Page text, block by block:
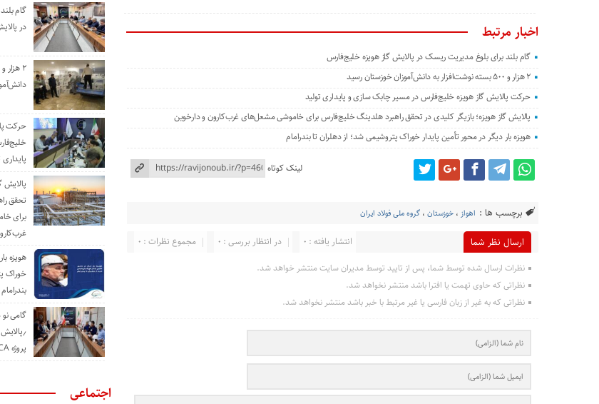
اخبار مرتبط
گام بلند برای بلوغ مدیریت ریسک در پالایش گاز هویزه خلیج‌فارس
۲ هزار و ۵۰۰ بسته نوشت‌افزار به دانش‌آموزان خوزستان رسید
حرکت پالایش گاز هویزه خلیج‌فارس در مسیر چابک سازی و پایداری تولید
پالایش گاز هویزه؛ بازیگر کلیدی در تحقق راهبرد هلدینگ خلیج‌فارس برای خاموشی مشعل‌های غرب‌کارون و دارخوین
هویزه بار دیگر در محور تأمین پایدار خوراک پتروشیمی شد؛ از دهلران تا بندرامام
لینک کوتاه
برچسب ها : اهواز ،خوزستان ،گروه ملی فولاد ایران
ارسال نظر شما مجموع نظرات : 0 در انتظار بررسی : 0 انتشار یافته : 0
نظرات ارسال شده توسط شما، پس از تایید توسط مدیران سایت منتشر خواهد شد.
نظراتی که حاوی تهمت یا افترا باشد منتشر نخواهد شد.
نظراتی که به غیر از زبان فارسی یا غیر مرتبط با خبر باشد منتشر نخواهد شد.
گام
در
حرکت
پایداری
پالایش
تحقق
برای
هویزه
خوراک
بندرامام
گامی
پروژه LCA را آغاز کرد
اجتماعی